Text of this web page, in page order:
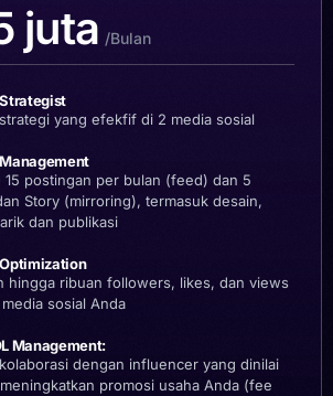
juta /Bulan
yang efekfif di 2 media sosial
15 postingan per bulan (feed) dan 5
Story (mirroring), termasuk desain,
dan publikasi
hingga ribuan followers, likes, dan views
sosial Anda
Management:
dengan influencer yang dinilai
promosi usaha Anda (fee